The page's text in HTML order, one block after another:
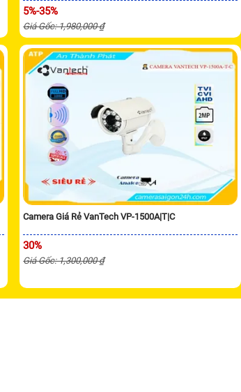
5%-35%
Giá Gốc: 1,980,000 ₫
Camera Giá Rẻ VanTech VP-1500A|T|C
30%
Giá Gốc: 1,300,000 ₫